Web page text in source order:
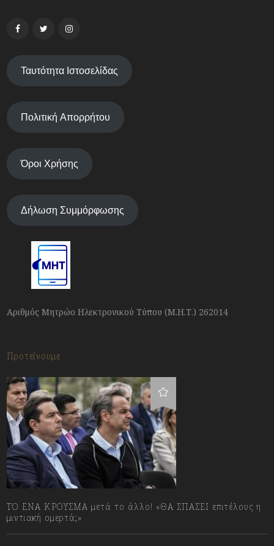
Ταυτότητα Ιστοσελίδας
Πολιτική Απορρήτου
Όροι Χρήσης
Δήλωση Συμμόρφωσης
Αριθμός Μητρώο Ηλεκτρονικού Τύπου (Μ.Η.Τ.) 262014
Προτείνουμε
ΤΟ ΕΝΑ ΚΡΟΥΣΜΑ μετά το άλλο! «ΘΑ ΣΠΑΣΕΙ επιτέλους η
μιντιακή ομερτά;»